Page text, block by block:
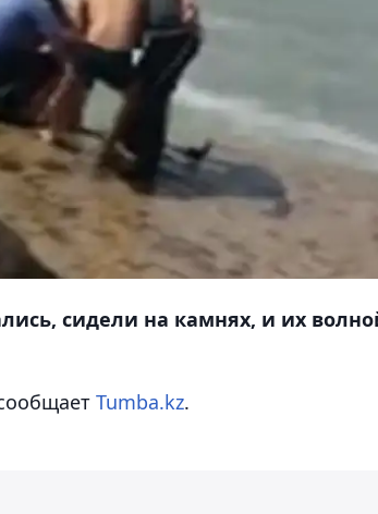
сидели на камнях, и их
Tumba.kz.